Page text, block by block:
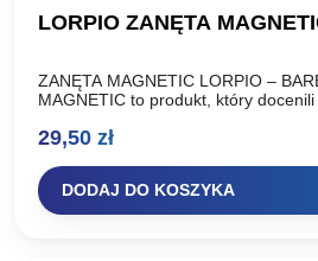
LORPIO ZANĘTA
ZANĘTA MAGNETIC LORPIO –
MAGNETIC to produkt, który
stwierdzić, że seria…
29,50 zł
DODAJ DO KOSZYKA